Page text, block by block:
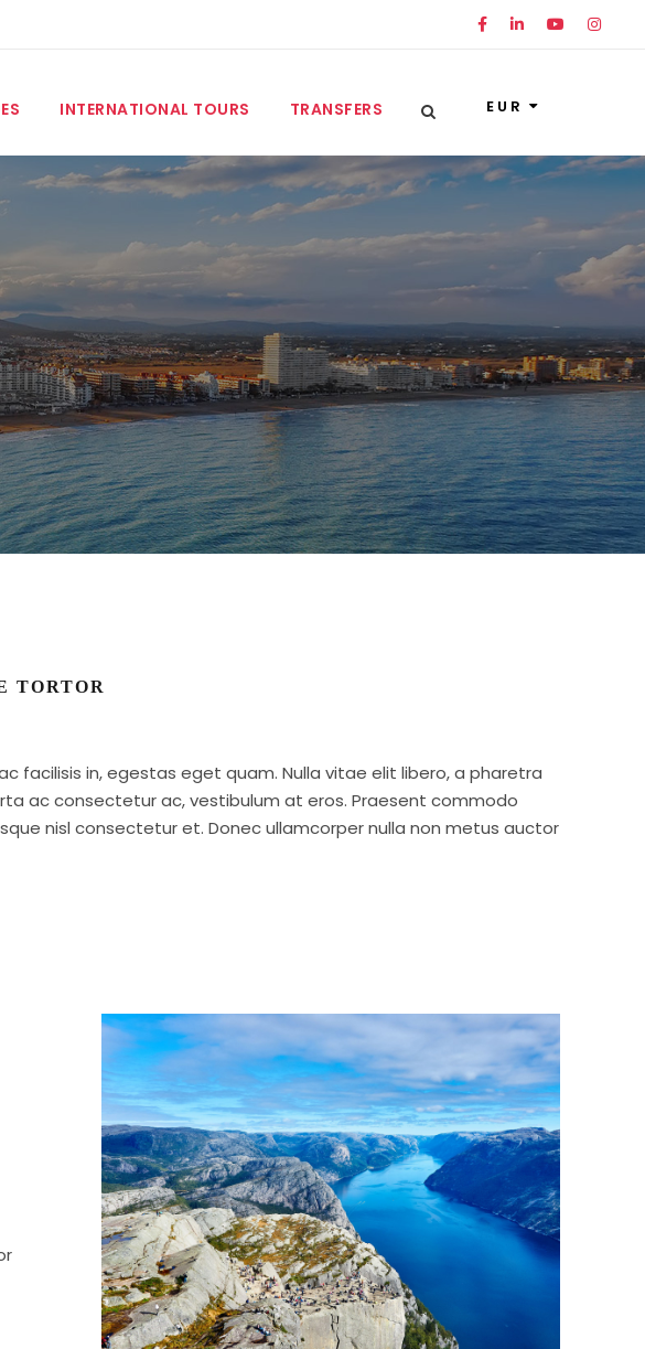
INTERNATIONAL TOURS TRANSFERS EUR
TORTOR
facilisis in, egestas eget quam. Nulla vitae elit libero, a pharetra
ac consectetur ac, vestibulum at eros. Praesent commodo
nisl consectetur et. Donec ullamcorper nulla non metus auctor